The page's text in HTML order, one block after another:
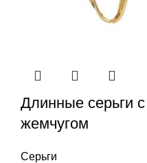
Длинные серьги
жемчугом
Серьги